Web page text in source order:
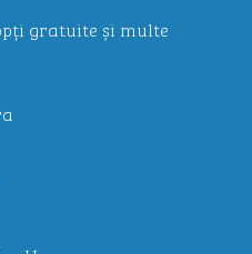
gratuite și multe